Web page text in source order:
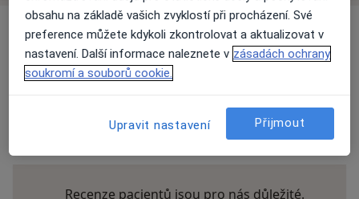
Názory
Přidejte svůj názor
Recenze pacientů jsou pro nás důležité.
obsahu na základě vašich zvyklostí při procházení. Své
preference můžete kdykoli zkontrolovat a aktualizovat v
nastavení. Další informace naleznete v zásadách ochrany
soukromí a souborů cookie.
Upravit nastavení Přijmout